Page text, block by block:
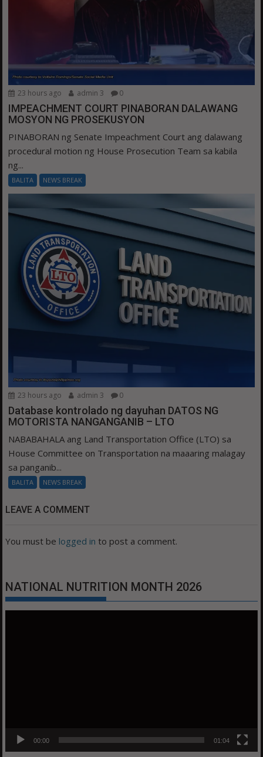
23 hours ago admin 3 0
IMPEACHMENT COURT PINABORAN DALAWANG
MOSYON NG PROSEKUSYON
PINABORAN ng Senate Impeachment Court ang dalawang
procedural motion ng House Prosecution Team sa kabila
ng...
BALITA NEWS BREAK
23 hours ago admin 3 0
Database kontrolado ng dayuhan DATOS NG
MOTORISTA NANGANGANIB – LTO
NABABAHALA ang Land Transportation Office (LTO) sa
House Committee on Transportation na maaaring malagay
sa panganib...
BALITA NEWS BREAK
LEAVE A COMMENT
You must be logged in to post a comment.
NATIONAL NUTRITION MONTH 2026
00:00 01:04